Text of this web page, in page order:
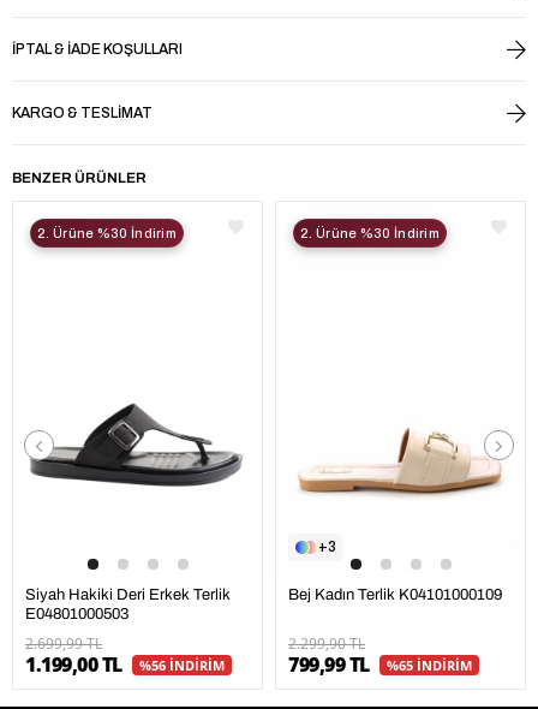
İPTAL & İADE KOŞULLARI
KARGO & TESLIMAT
BENZER ÜRÜNLER
Siyah Hakiki Deri Erkek Terlik
E04801000503
2.699,99 TL
1.199,00 TL %56 İNDİRİM
2. Ürüne %30 İndirim
3
Bej Kadın Terlik K04101000109
2.299,90 TL
799,99 TL %65 İNDİRİM
2. Ürüne %30 İndirim